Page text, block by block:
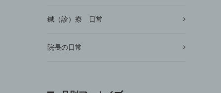
鍼（診）療 日常
院長の日常